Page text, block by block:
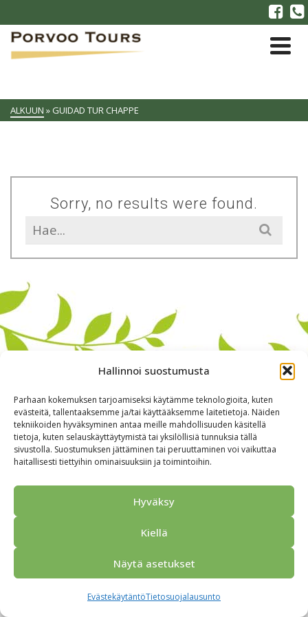
Hallinnoi suostumusta
Parhaan kokemuksen tarjoamiseksi käytämme teknologioita, kuten
evästeitä, tallentaaksemme ja/tai käyttääksemme laitetietoja. Näiden
tekniikoiden hyväksyminen antaa meille mahdollisuuden käsitellä
tietoja, kuten selauskäyttäytymistä tai yksilöllisiä tunnuksia tällä
sivustolla. Suostumuksen jättäminen tai peruuttaminen voi vaikuttaa
haitallisesti tiettyihin ominaisuuksiin ja toimintoihin.
Hyväksy
Kiellä
Näytä asetukset
EvästekäytäntöTietosuojalausunto
ALKUUN » GUIDAD TUR CHAPPE
Sorry, no results were found.
Search
for:
Alkuun Ryhmille Kokous & Ohjelmat
Yhteistyökumppanit
Tarjouspyyntö
Anna palautetta
Tietosuojaseloste
© 2026 Porvoo Tours - matkanjärjestäjä / FPW